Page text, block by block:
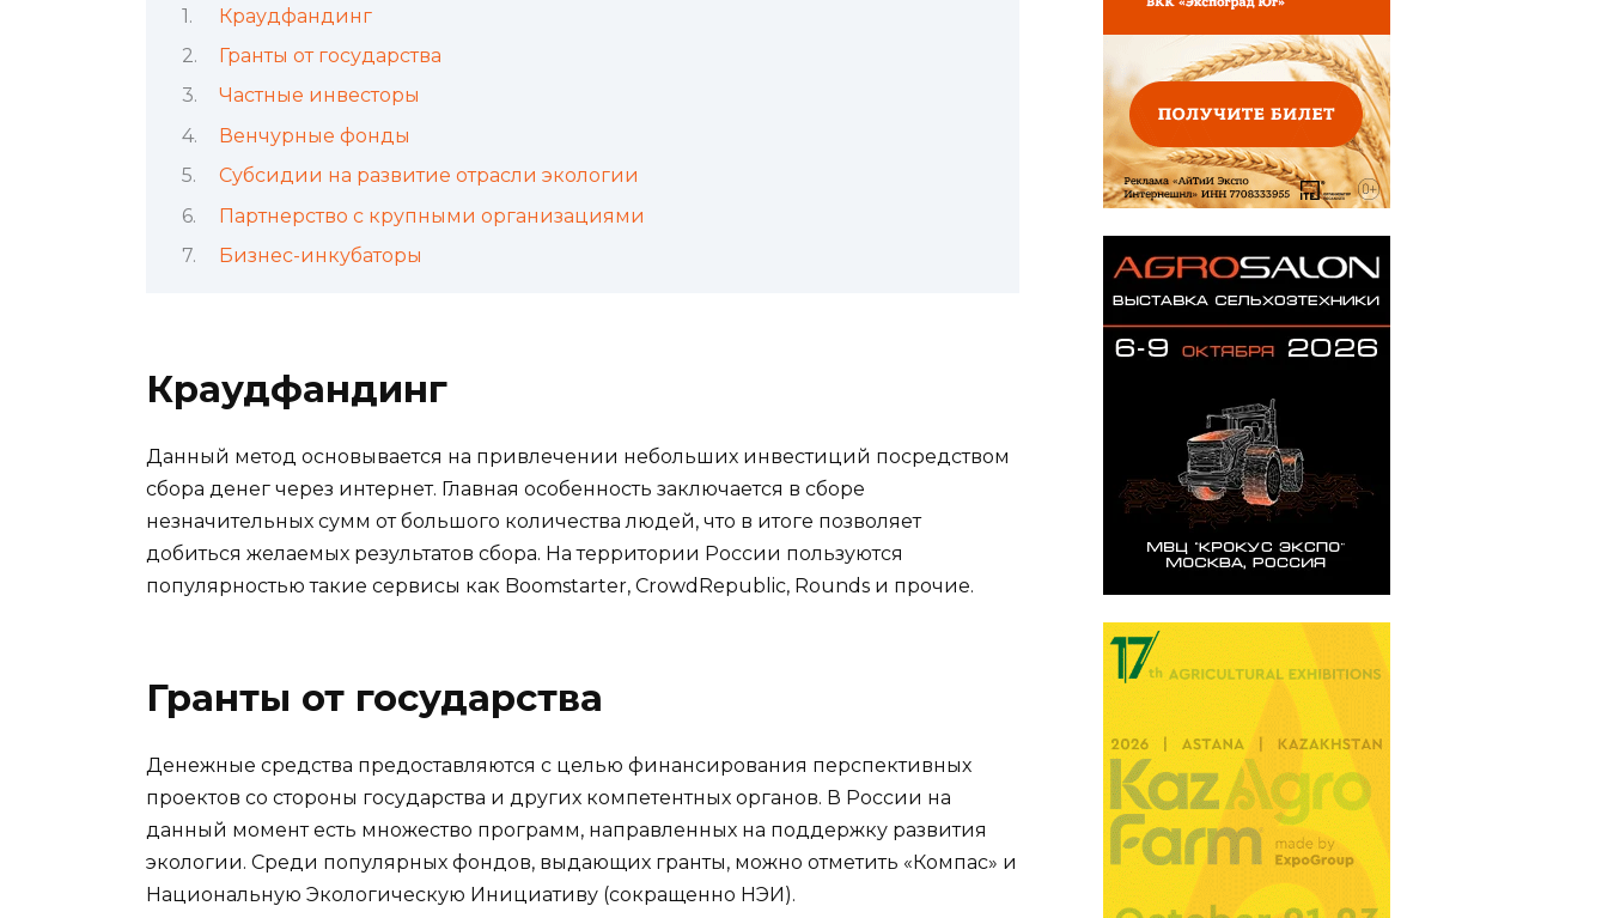
Краудфандинг
Гранты от государства
Частные инвесторы
Венчурные фонды
Субсидии на развитие отрасли экологии
Партнерство с крупными организациями
Бизнес-инкубаторы
Краудфандинг
Данный метод основывается на привлечении небольших инвестиций посредством
сбора денег через интернет. Главная особенность заключается в сборе
незначительных сумм от большого количества людей, что в итоге позволяет
добиться желаемых результатов сбора. На территории России пользуются
популярностью такие сервисы как Boomstarter, CrowdRepublic, Rounds и прочие.
Гранты от государства
Денежные средства предоставляются с целью финансирования перспективных
проектов со стороны государства и других компетентных органов. В России на
данный момент есть множество программ, направленных на поддержку развития
экологии. Среди популярных фондов, выдающих гранты, можно отметить «Компас» и
Национальную Экологическую Инициативу (сокращенно НЭИ).